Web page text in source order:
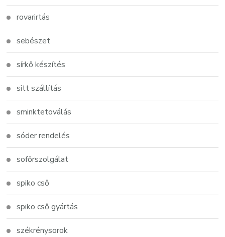
rovarirtás
sebészet
sírkő készítés
sitt szállítás
sminktetoválás
sóder rendelés
sofőrszolgálat
spiko cső
spiko cső gyártás
székrénysorok